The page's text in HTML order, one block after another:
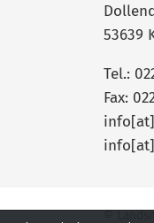
53639
Tel.:
Fax: